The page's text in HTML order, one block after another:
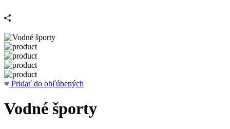
Pridať do obľúbených
Vodné športy